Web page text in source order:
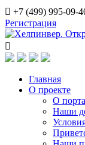
+7 (499) 995-09-
Регистрация
Главная
О проекте
О
Наши